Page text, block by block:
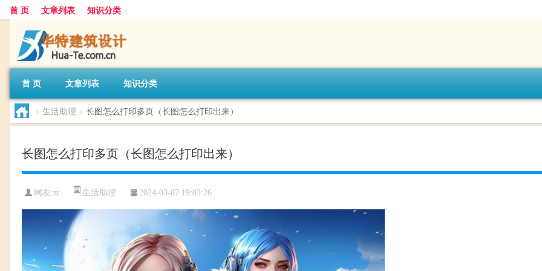
首 页 文章列表 知识分类
首 页 文章列表 知识分类
> 生活助理 > 长图怎么打印多页（长图怎么打印出来）
长图怎么打印多页（长图怎么打印出来）
网友:zt 生活助理 2024-03-07 19:03:26